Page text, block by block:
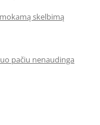
skelbimą
pačiu nenaudinga